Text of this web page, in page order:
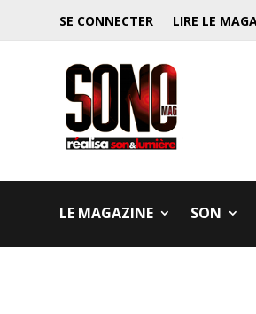
SE CONNECTER LIRE LE
LE MAGAZINE SON